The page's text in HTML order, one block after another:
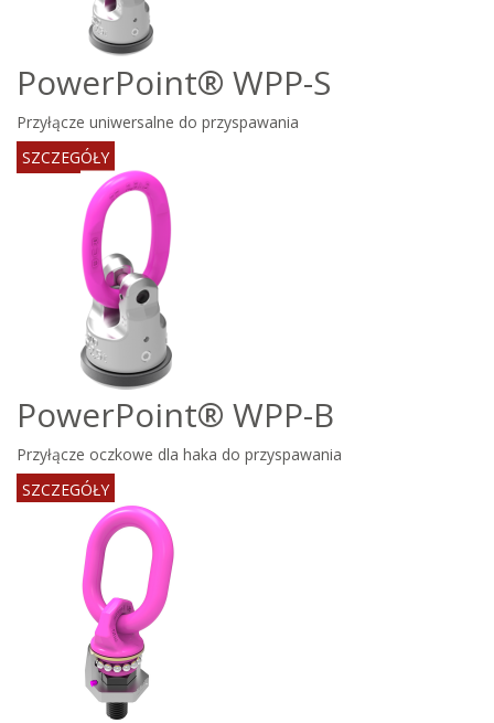
PowerPoint® WPP-S
Przyłącze uniwersalne do przyspawania
SZCZEGÓŁY
PowerPoint® WPP-B
Przyłącze oczkowe dla haka do przyspawania
SZCZEGÓŁY